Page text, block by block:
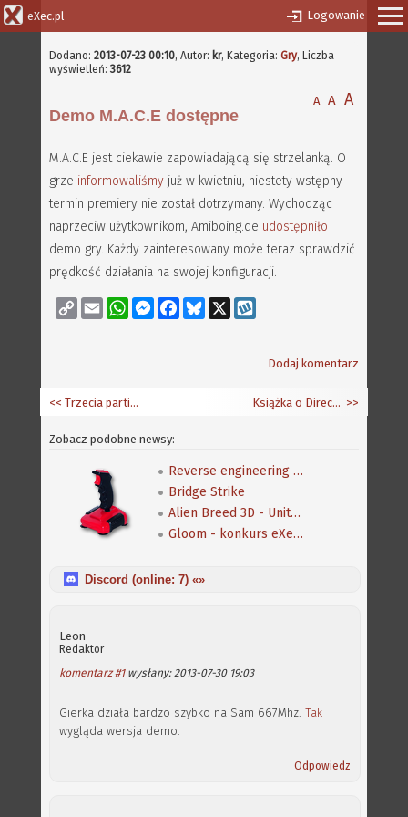
eXec.pl Logowanie
Dodano: 2013-07-23 00:10, Autor: kr, Kategoria: Gry, Liczba
wyświetleń: 3612
A A A
Demo M.A.C.E dostępne
M.A.C.E jest ciekawie zapowiadającą się strzelanką. O
grze informowaliśmy już w kwietniu, niestety wstępny
termin premiery nie został dotrzymany. Wychodząc
naprzeciw użytkownikom, Amiboing.de udostępniło
demo gry. Każdy zainteresowany może teraz sprawdzić
prędkość działania na swojej konfiguracji.
Copy
Link
Email WhatsAppMessenger
FacebookBluesky
Dodaj komentarz
Książka o Directory Opus 5 - okładka oraz spis treści >>
<< Trzecia partia produkcyjna Amigi One X1000
Zobacz podobne newsy:
Reverse engineering klasycznej gry Speedball 2
Bridge Strike
Alien Breed 3D - Unity Re-Edited
Gloom - konkurs eXeca na nową mapę
Discord (online: 7) «»
Leon
Redaktor
komentarz #1wysłany: 2013-07-30 19:03
Gierka działa bardzo szybko na Sam 667Mhz. Tak
wygląda wersja demo.
Odpowiedz